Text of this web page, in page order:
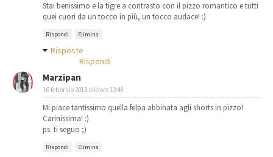
Stai benissimo e la tigre a contrasto con il pizzo romantico e tutti
quei cuori da un tocco in più, un tocco audace! :)
Rispondi Elimina
Risposte
Rispondi
Marzipan
16 febbraio 2013 alle ore 12:48
Mi piace tantissimo quella felpa abbinata agli shorts in pizzo!
Carinissima! :)
ps. ti seguo ;)
Rispondi Elimina